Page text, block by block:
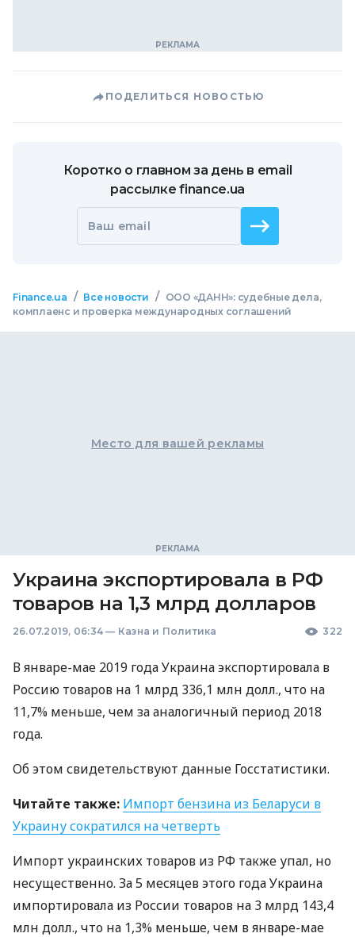
ПОДЕЛИТЬСЯ НОВОСТЬЮ
Коротко о главном за день в email
рассылке finance.ua
Ваш email
Finance.ua / Все новости /
ООО «ДАНН»: судебные дела,
комплаенс и проверка международных соглашений
Место для вашей рекламы
Украина экспортировала в РФ
товаров на 1,3 млрд долларов
26.07.2019, 06:34 — Казна и Политика 322
В январе-мае 2019 года Украина экспортировала в
Россию товаров на 1 млрд 336,1 млн долл., что на
11,7% меньше, чем за аналогичный период 2018
года.
Об этом свидетельствуют данные Госстатистики.
Читайте также: Импорт бензина из Беларуси в
Украину сократился на четверть
Импорт украинских товаров из РФ также упал, но
несущественно. За 5 месяцев этого года Украина
импортировала из России товаров на 3 млрд 143,4
млн долл., что на 1,3% меньше, чем в январе-мае